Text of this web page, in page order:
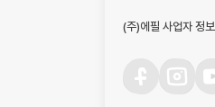
(주)에필 사업자 정보